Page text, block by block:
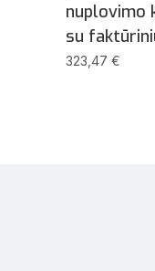
nuplovimo
su
323,47 €